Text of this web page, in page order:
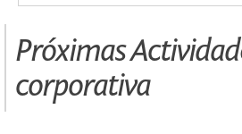
Próximas
corporativa